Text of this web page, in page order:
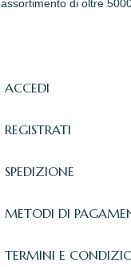
assortimento di oltre
ACCEDI
REGISTRATI
SPEDIZIONE
METODI DI
TERMINI E